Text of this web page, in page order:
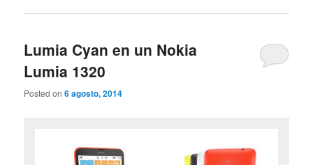
Lumia Cyan en un Nokia
Lumia 1320
Posted on6 agosto, 2014